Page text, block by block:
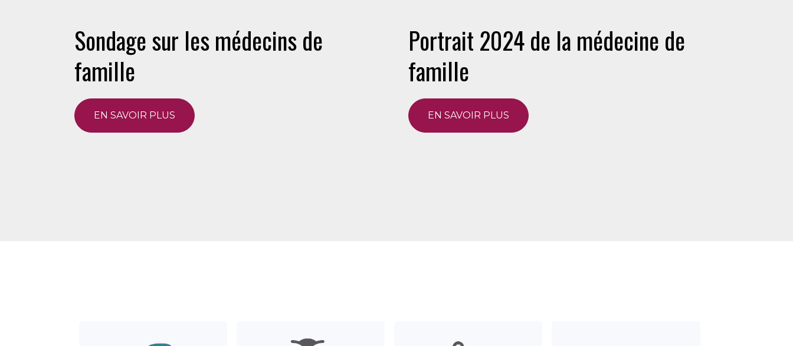
Sondage sur les médecins de
famille
EN SAVOIR PLUS
Portrait 2024 de la médecine de
famille
EN SAVOIR PLUS